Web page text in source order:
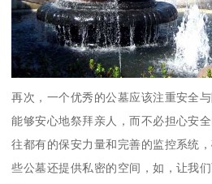
再次，一个优秀的公墓应该注重安全
能够安心地祭拜亲人，而不必担心安
往都有的保安力量和完善的监控系统
些公墓还提供私密的空间，如，让我